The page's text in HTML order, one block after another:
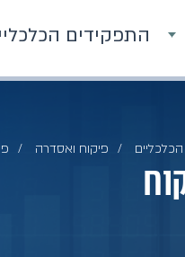
התפקידים
פיקוח ואסדרה